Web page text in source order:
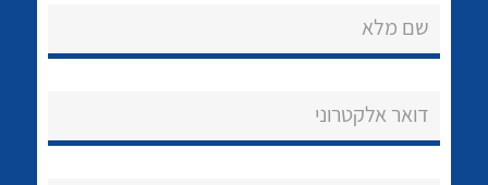
שם מלא
דואר אלקטרוני